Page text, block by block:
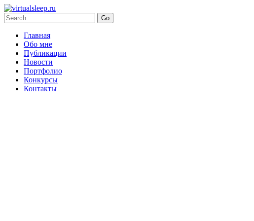
Главная
Обо мне
Публикации
Новости
Портфолио
Конкурсы
Контакты